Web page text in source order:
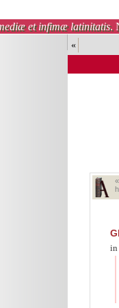
et infimæ latinitatis.
«
in